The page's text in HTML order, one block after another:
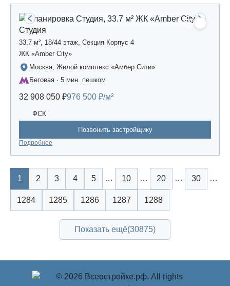
Студия
33.7 м², 18/44 этаж, Секция Корпус 4
ЖК «Amber Сity»
Москва, Жилой комплекс «Амбер Сити»
Беговая · 5 мин. пешком
32 908 050 ₽976 500 ₽/м²
ФСК
Позвонить застройщику
Подробнее
1 2 3 4 5 … 10 … 20 … 30 …
1284 1285 1286 1287 1288
Показать ещё(30875)